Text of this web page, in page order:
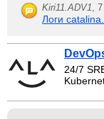
Kiri11.ADV1,
Логи
24/7